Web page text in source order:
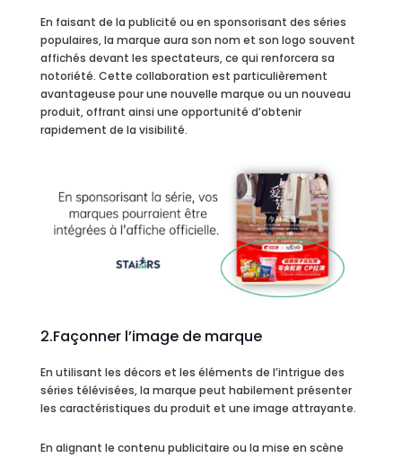
En faisant de la publicité ou en sponsorisant des séries
populaires, la marque aura son nom et son logo souvent
affichés devant les spectateurs, ce qui renforcera sa
notoriété. Cette collaboration est particulièrement
avantageuse pour une nouvelle marque ou un nouveau
produit, offrant ainsi une opportunité d’obtenir
rapidement de la visibilité.
2.Façonner l’image de marque
En utilisant les décors et les éléments de l’intrigue des
séries télévisées, la marque peut habilement présenter
les caractéristiques du produit et une image attrayante.
En alignant le contenu publicitaire ou la mise en scène